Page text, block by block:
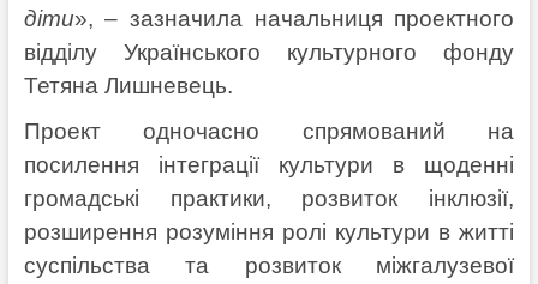
діти», – зазначила начальниця проектного
відділу Українського культурного фонду
Тетяна Лишневець.
Проект одночасно спрямований на
посилення інтеграції культури в щоденні
громадські практики, розвиток інклюзії,
розширення розуміння ролі культури в житті
суспільства та розвиток міжгалузевої